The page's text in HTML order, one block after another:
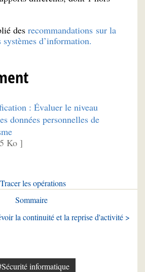
des recommandations sur la
systèmes d’information.
: Évaluer le niveau
données personnelles de
Ko ]
les opérations
Sommaire
la continuité et la reprise d'activité >
informatique